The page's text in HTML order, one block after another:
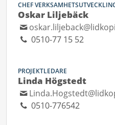
CHEF
Oskar Liljebäck
0510-77 15 52
PROJEKTLEDARE
Linda Högstedt
0510-776542